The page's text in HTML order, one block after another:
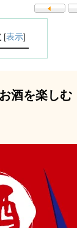
[表示]
酒を楽しむ